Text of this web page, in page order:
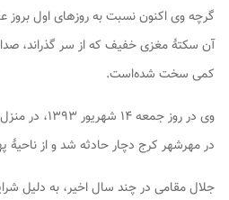
گرچه وی اکنون نسبت به روزهای اول ﺑﺮوز
آن سکتهٔ مغزی خفیف که از سر گذراند،
کمی سخت شده‌است.
وی در روز جمعه ۱۴
در مهرشهر کرج دچار حادثه شد و از ناحیهٔ
جلال مقامی در چند سال اخیر، به دلیل